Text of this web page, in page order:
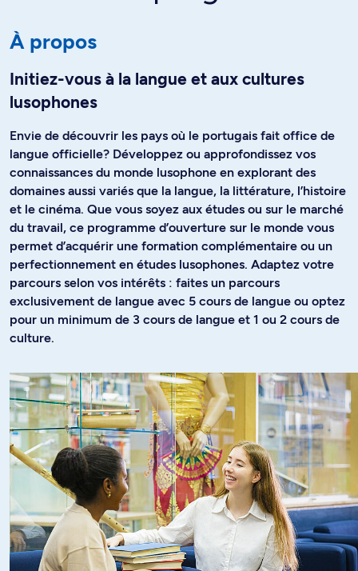
À propos
Initiez-vous à la langue et aux cultures
lusophones
Envie de découvrir les pays où le portugais fait office de
langue officielle? Développez ou approfondissez vos
connaissances du monde lusophone en explorant des
domaines aussi variés que la langue, la littérature, l’histoire
et le cinéma. Que vous soyez aux études ou sur le marché
du travail, ce programme d’ouverture sur le monde vous
permet d’acquérir une formation complémentaire ou un
perfectionnement en études lusophones. Adaptez votre
parcours selon vos intérêts : faites un parcours
exclusivement de langue avec 5 cours de langue ou optez
pour un minimum de 3 cours de langue et 1 ou 2 cours de
culture.